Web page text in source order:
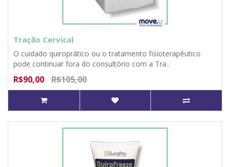
Tração Cervical
O cuidado quiroprático ou o tratamento fisioterapêutico
pode continuar fora do consultório com a Tra..
R$90,00 R$105,00